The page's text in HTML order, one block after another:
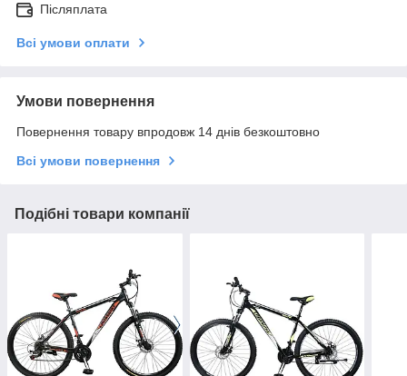
Післяплата
Всі умови оплати
Умови повернення
Повернення товару впродовж 14 днів безкоштовно
Всі умови повернення
Подібні товари компанії